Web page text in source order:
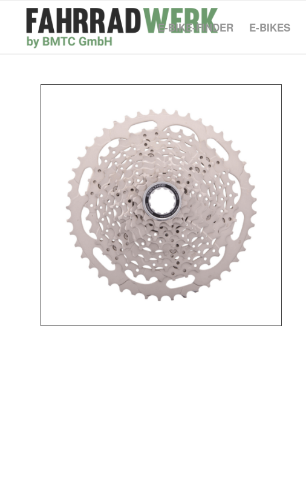
E-BIKE-FINDER E-BIKES